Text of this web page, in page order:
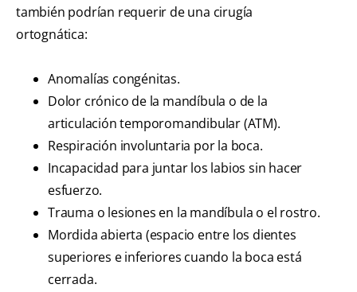
también podrían requerir de una cirugía
ortognática:
Anomalías congénitas.
Dolor crónico de la mandíbula o de la
articulación temporomandibular (ATM).
Respiración involuntaria por la boca.
Incapacidad para juntar los labios sin hacer
esfuerzo.
Trauma o lesiones en la mandíbula o el rostro.
Mordida abierta (espacio entre los dientes
superiores e inferiores cuando la boca está
cerrada.